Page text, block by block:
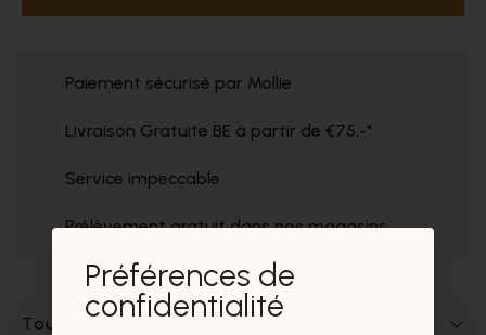
Paiement sécurisé par Mollie
Livraison Gratuite BE à partir de €75,-*
Service impeccable
Prélèvement gratuit dans nos magasins
Tout sur ce produit
Préférences de
confidentialité